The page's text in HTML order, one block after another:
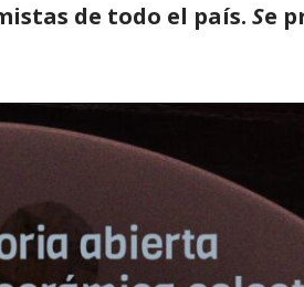
de todo el país. Se